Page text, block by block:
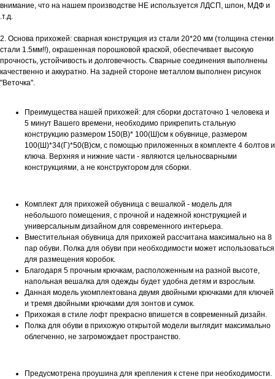
внимание, что на нашем производстве НЕ используется ЛДСП, шпон, МДФ и
.т.д.
2. Основа прихожей: сварная конструкция из стали 20*20 мм (толщина стенки
стали 1.5мм!!), окрашенная порошковой краской, обеспечивает высокую
прочность, устойчивость и долговечность. Сварные соединения выполнены
качественно и аккуратно. На задней стороне металлом выполнен рисунок
"Веточка".
Преимущества нашей прихожей: для сборки достаточно 1 человека и
5 минут Вашего времени, необходимо прикрепить стальную
конструкцию размером 150(В)* 100(Ш)см к обувнице, размером
100(Ш)*34(Г)*50(В)см, с помощью приложенных в комплекте 4 болтов и
ключа. Верхняя и нижние части - являются цельносварными
конструкциями, а не конструктором для сборки.
Комплект для прихожей обувница с вешалкой - модель для
небольшого помещения, с прочной и надежной конструкцией и
универсальным дизайном для современного интерьера.
Вместительная обувница для прихожей рассчитана максимально на 8
пар обуви. Полка для обуви при необходимости может использоваться
для размещения коробок.
Благодаря 5 прочным крючкам, расположенным на разной высоте,
напольная вешалка для одежды будет удобна детям и взрослым.
Данная модель укомплектована двумя двойными крючками для ключей
и тремя двойными крючками для зонтов и сумок.
Прихожая в стиле лофт прекрасно впишется в современный дизайн.
Полка для обуви в прихожую открытой модели выглядит максимально
облегченно, не загромождает пространство.
Предусмотрена проушина для крепления к стене при необходимости.